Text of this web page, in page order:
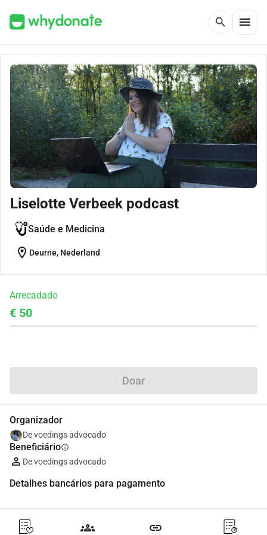
search menu
Liselotte Verbeek podcast
Saúde e Medicina
location_on Deurne, Nederland
Arrecadado
€ 50
Doar
Organizador
De voedings advocado
Beneficiárioinfo
De voedings advocado
Detalhes bancários para pagamento
groups link